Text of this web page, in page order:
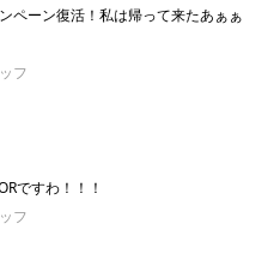
ペーン復活！私は帰って来たあぁぁ
フ
ですわ！！！
フ